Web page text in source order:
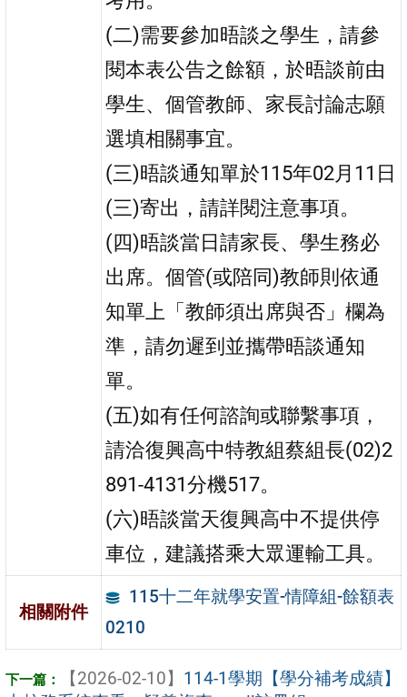
(二)需要參加晤談之學生，請參
閱本表公告之餘額，於晤談前由
學生、個管教師、家長討論志願
選填相關事宜。
(三)晤談通知單於115年02月11日
(三)寄出，請詳閱注意事項。
(四)晤談當日請家長、學生務必
出席。個管(或陪同)教師則依通
知單上「教師須出席與否」欄為
準，請勿遲到並攜帶晤談通知
單。
(五)如有任何諮詢或聯繫事項，
請洽復興高中特教組蔡組長(02)2
891-4131分機517。
(六)晤談當天復興高中不提供停
車位，建議搭乘大眾運輸工具。
相關附件
115十二年就學安置-情障組-餘額表
0210
【2026-02-10】 114-1學期【學分補考成績】